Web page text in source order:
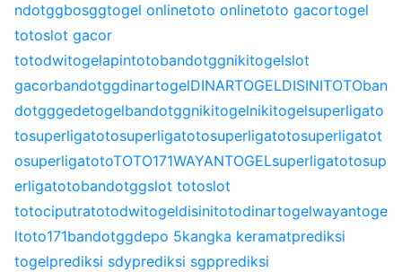
ndotggbosggtogel onlinetoto onlinetoto gacortogel
totoslot gacor
totodwitogelapintotobandotggnikitogelslot
gacorbandotggdinartogelDINARTOGELDISINITOTOban
dotgggedetogelbandotggnikitogelnikitogelsuperligato
tosuperligatotosuperligatotosuperligatotosuperligatot
osuperligatotoTOTO171WAYANTOGELsuperligatotosup
erligatotobandotggslot totoslot
totociputratotodwitogeldisinitotodinartogelwayantoge
ltoto171bandotggdepo 5kangka keramatprediksi
togelprediksi sdyprediksi sgpprediksi